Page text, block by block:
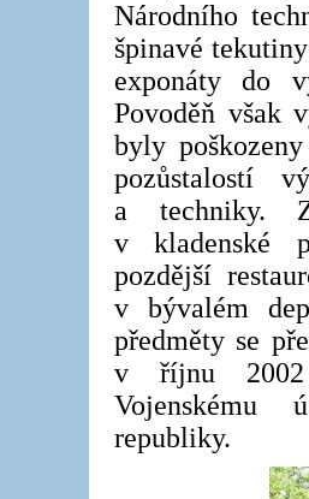
Národního
špinavé
exponáty do
Povoděň však
byly
pozůstalostí
a techniky.
v kladenské
pozdější
v bývalém
předměty se
v říjnu 2002
Vojenskému
republiky.